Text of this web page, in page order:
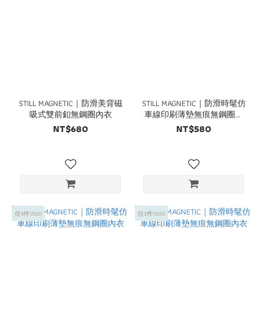
STILL MAGNETIC｜防滑美背磁
吸式雙前釦無鋼圈內衣
NT$680
STILL MAGNETIC｜防滑時髦仿
車線印刷薄墊無痕無鋼圈內
衣
NT$580
任3件1500 任3件1500